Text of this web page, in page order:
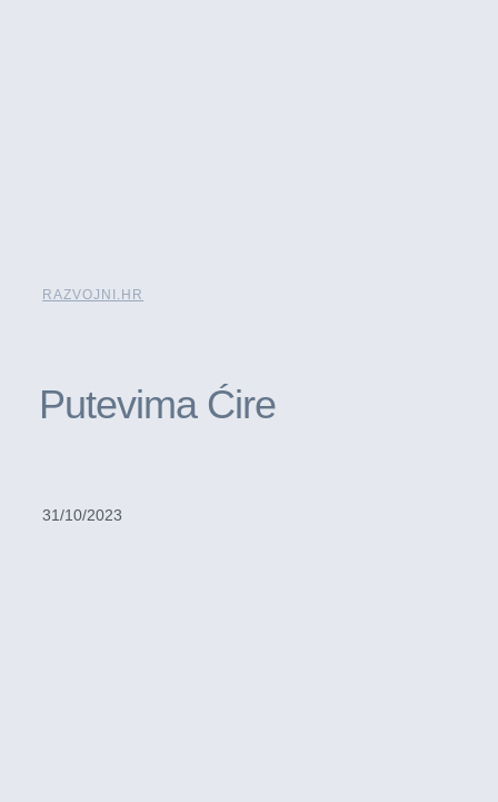
RAZVOJNI.HR
Putevima Ćire
31/10/2023